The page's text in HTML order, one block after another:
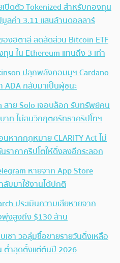
เปิดตัว Tokenized สำหรับกองทุน
มูลค่า 3.11 แสนล้านดอลลาร์
งอิตาลี ลดสัดส่วน Bitcoin ETF
น ใน Ethereum แทนถึง 3 เท่า
ปลุกพลังคอมมูฯ Cardano
กลับมาเป็นผู้ชนะ
าย Solo เจอบล็อก รับทรัพย์คน
าท ไม่สนวิกฤตศรัทธาคริปโทฯ
นหากกฎหมาย CLARITY Act ไม่
าคาคริปโตให้ดิ่งลงอีกระลอก
หายจาก App Store
บมาใช้งานได้ปกติ
ประเมินความเสียหายจาก
พุ่งสูงถึง $130 ล้าน
เซา วอลุ่มซื้อขายรายวันดิ่งเหลือ
ต่ำสุดตั้งแต่ต้นปี 2026